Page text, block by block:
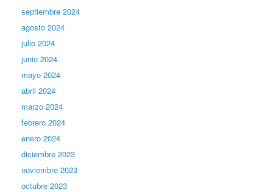
septiembre 2024
agosto 2024
julio 2024
junio 2024
mayo 2024
abril 2024
marzo 2024
febrero 2024
enero 2024
diciembre 2023
noviembre 2023
octubre 2023